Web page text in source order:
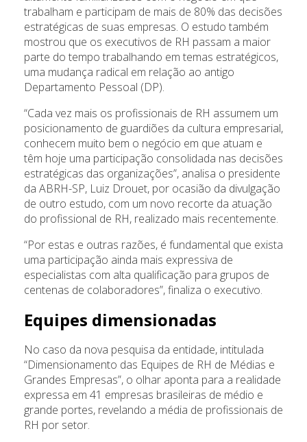
trabalham e participam de mais de 80% das decisões
estratégicas de suas empresas. O estudo também
mostrou que os executivos de RH passam a maior
parte do tempo trabalhando em temas estratégicos,
uma mudança radical em relação ao antigo
Departamento Pessoal (DP).
“Cada vez mais os profissionais de RH assumem um
posicionamento de guardiões da cultura empresarial,
conhecem muito bem o negócio em que atuam e
têm hoje uma participação consolidada nas decisões
estratégicas das organizações”, analisa o presidente
da ABRH-SP, Luiz Drouet, por ocasião da divulgação
de outro estudo, com um novo recorte da atuação
do profissional de RH, realizado mais recentemente.
“Por estas e outras razões, é fundamental que exista
uma participação ainda mais expressiva de
especialistas com alta qualificação para grupos de
centenas de colaboradores”, finaliza o executivo.
Equipes dimensionadas
No caso da nova pesquisa da entidade, intitulada
“Dimensionamento das Equipes de RH de Médias e
Grandes Empresas”, o olhar aponta para a realidade
expressa em 41 empresas brasileiras de médio e
grande portes, revelando a média de profissionais de
RH por setor.